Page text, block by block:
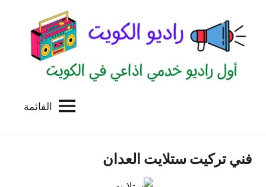
المحتوى
الكويت
للاعلانات
الخدمية
القائمة
فني تركيت ستلايت العدان